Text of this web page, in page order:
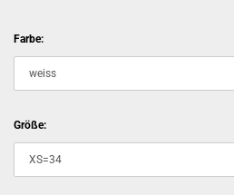
Farbe:
Größe: